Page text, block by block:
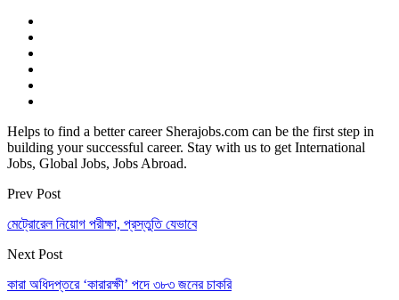
Helps to find a better career Sherajobs.com can be the first step in
building your successful career. Stay with us to get International
Jobs, Global Jobs, Jobs Abroad.
Prev Post
মেট্রোরেল নিয়োগ পরীক্ষা, প্রস্তুতি যেভাবে
Next Post
কারা অধিদপ্তরে ‘কারারক্ষী’ পদে ৩৮৩ জনের চাকরি